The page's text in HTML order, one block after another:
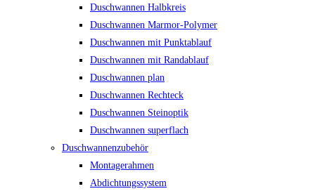
Duschwannen Halbkreis
Duschwannen Marmor-Polymer
Duschwannen mit Punktablauf
Duschwannen mit Randablauf
Duschwannen plan
Duschwannen Rechteck
Duschwannen Steinoptik
Duschwannen superflach
Duschwannenzubehör
Montagerahmen
Abdichtungssystem